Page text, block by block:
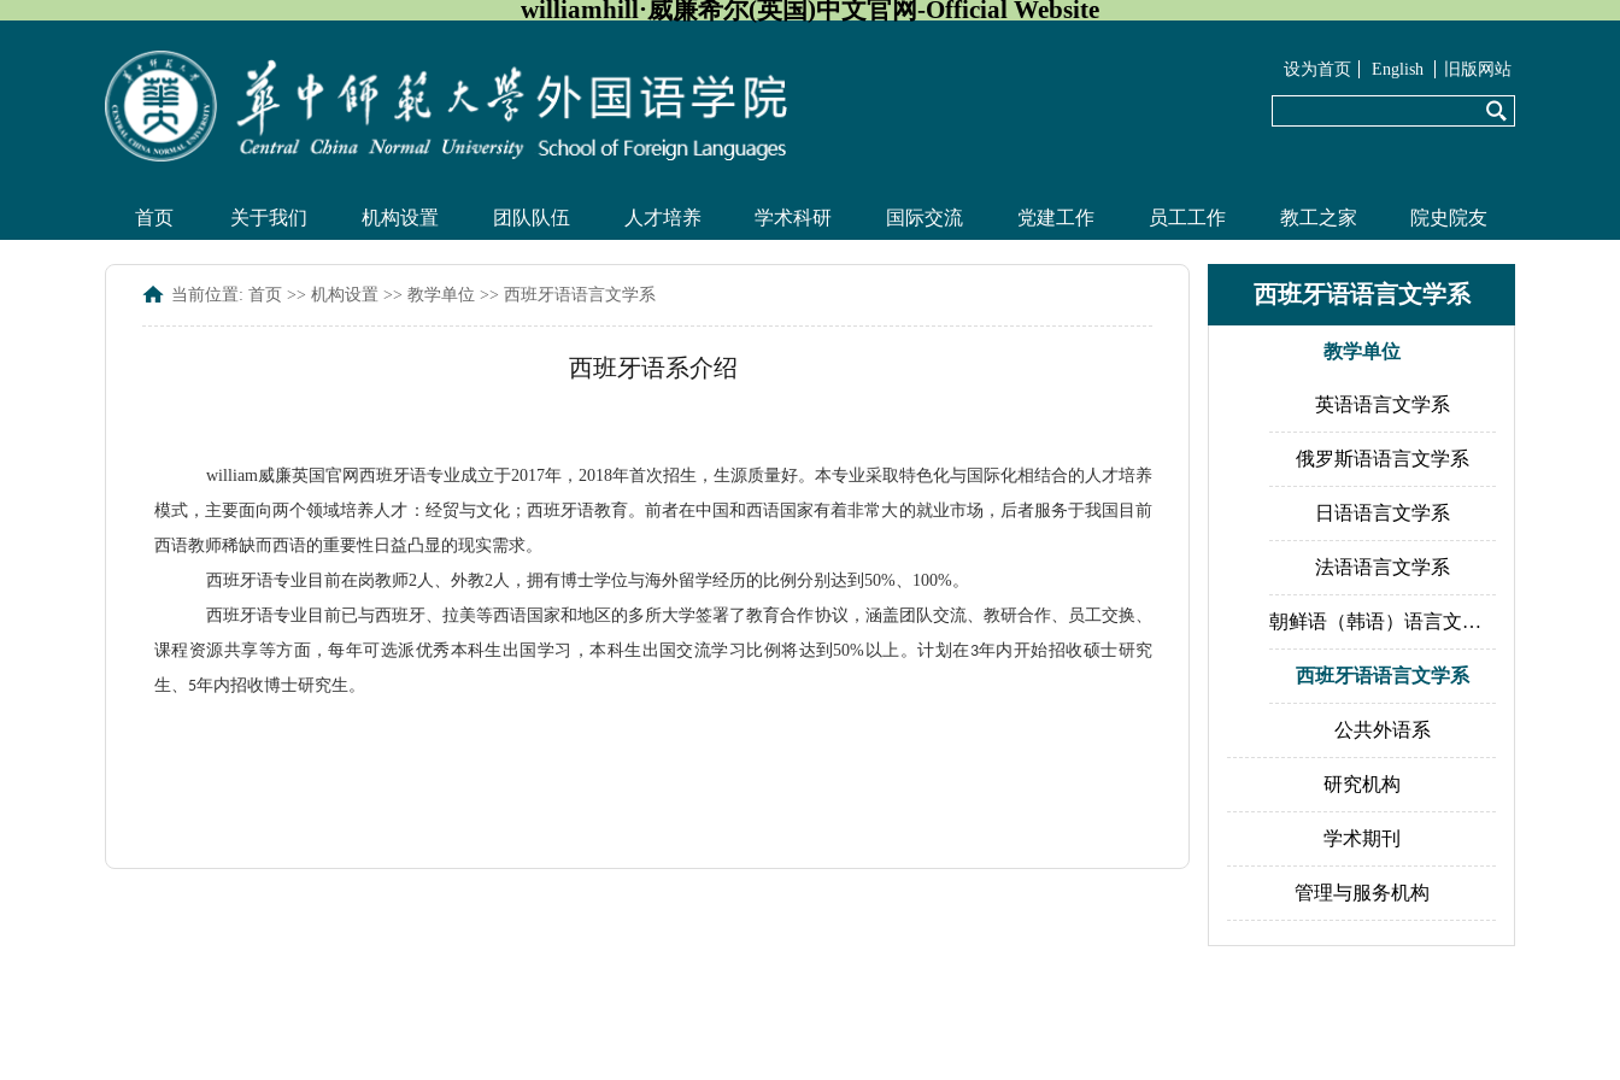
williamhill·威廉希尔(英国)中文官网-Official Website
设为首页 English 旧版网站
首页 关于我们 机构设置 团队队伍 人才培养 学术科研 国际交流 党建工作 员工工作 教工之家 院史院友
当前位置: 首页 >> 机构设置 >> 教学单位 >> 西班牙语语言文学系
西班牙语系介绍
william威廉英国官网西班牙语专业成立于2017年，2018年首次招生，生源质量好。本专业采取特色化与国际化相结合的人才培养
模式，主要面向两个领域培养人才：经贸与文化；西班牙语教育。前者在中国和西语国家有着非常大的就业市场，后者服务于我国目前
西语教师稀缺而西语的重要性日益凸显的现实需求。
西班牙语专业目前在岗教师2人、外教2人，拥有博士学位与海外留学经历的比例分别达到 50%、100%。
西班牙语专业 目前已与西班牙、拉美等西语国家和地区的多所大学签署了教育合作协议，涵盖团队交流、教研合作、员工交换、
课程资源共享等方面，每年可选派优秀本科生出国学习，本科生出国交流学习比例将达到50% 以上。计划在3年内开始招收硕士研究
生、 5年内招收博士研究生。
西班牙语语言文学系
教学单位
英语语言文学系
俄罗斯语语言文学系
日语语言文学系
法语语言文学系
朝鲜语（韩语）语言文学系
西班牙语语言文学系
公共外语系
研究机构
学术期刊
管理与服务机构